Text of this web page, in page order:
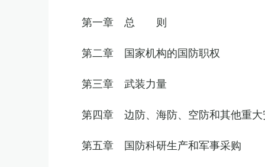
第一章 总 则
第二章 国家机构的国防职权
第三章 武装力量
第四章 边防、海防、空防和其他重大
第五章 国防科研生产和军事采购